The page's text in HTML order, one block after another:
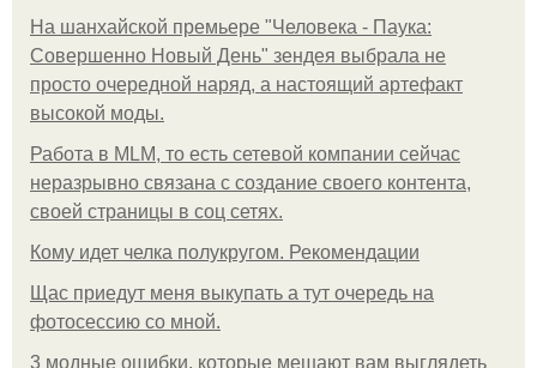
На шанхайской премьере "Человека - Паука:
Совершенно Новый День" зендея выбрала не
просто очередной наряд, а настоящий артефакт
высокой моды.
Работа в MLM, то есть сетевой компании сейчас
неразрывно связана с создание своего контента,
своей страницы в соц сетях.
Кому идет челка полукругом. Рекомендации
Щас приедут меня выкупать а тут очередь на
фотосессию со мной.
3 модные ошибки, которые мешают вам выглядеть